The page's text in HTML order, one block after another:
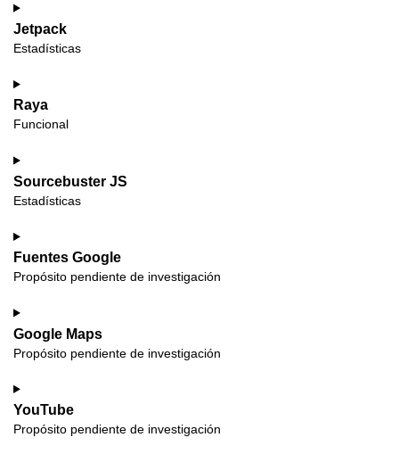
Jetpack
Estadísticas
Raya
Funcional
Sourcebuster JS
Estadísticas
Fuentes Google
Propósito pendiente de investigación
Google Maps
Propósito pendiente de investigación
YouTube
Propósito pendiente de investigación